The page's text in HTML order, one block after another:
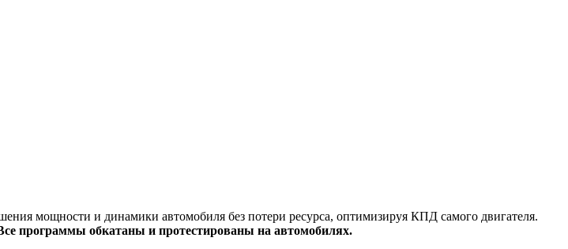
мощности и динамики автомобиля без потери ресурса, оптимизируя КПД самого двигателя.
программы обкатаны и протестированы на автомобилях.